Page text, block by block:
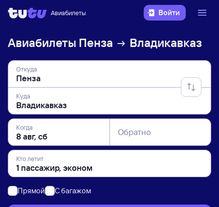
Авиабилеты Войти
Авиабилеты Пенза Владикавказ
Откуда
Куда
Когда Обратно
Кто летит
Прямой C багажом